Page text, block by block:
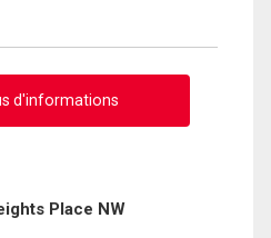
d'informations
Place NW